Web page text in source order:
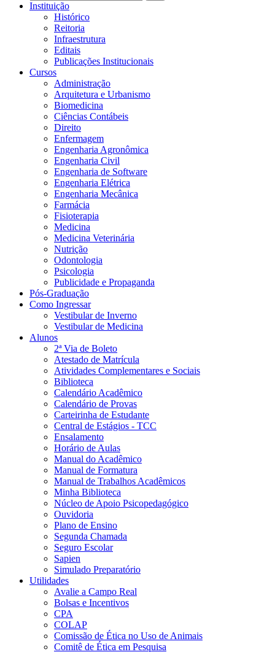
Instituição
Histórico
Reitoria
Infraestrutura
Editais
Publicações Institucionais
Cursos
Administração
Arquitetura e Urbanismo
Biomedicina
Ciências Contábeis
Direito
Enfermagem
Engenharia Agronômica
Engenharia Civil
Engenharia de Software
Engenharia Elétrica
Engenharia Mecânica
Farmácia
Fisioterapia
Medicina
Medicina Veterinária
Nutrição
Odontologia
Psicologia
Publicidade e Propaganda
Pós-Graduação
Como Ingressar
Vestibular de Inverno
Vestibular de Medicina
Alunos
2ª Via de Boleto
Atestado de Matrícula
Atividades Complementares e Sociais
Biblioteca
Calendário Acadêmico
Calendário de Provas
Carteirinha de Estudante
Central de Estágios - TCC
Ensalamento
Horário de Aulas
Manual do Acadêmico
Manual de Formatura
Manual de Trabalhos Acadêmicos
Minha Biblioteca
Núcleo de Apoio Psicopedagógico
Ouvidoria
Plano de Ensino
Segunda Chamada
Seguro Escolar
Sapien
Simulado Preparatório
Utilidades
Avalie a Campo Real
Bolsas e Incentivos
CPA
COLAP
Comissão de Ética no Uso de Animais
Comitê de Ética em Pesquisa